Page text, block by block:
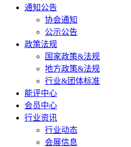
通知公告
协会通知
公示公告
政策法规
国家政策&法规
地方政策&法规
行业&团体标准
能评中心
会员中心
行业资讯
行业动态
会展信息